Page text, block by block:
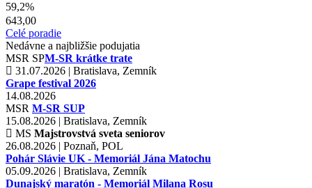
59,2%
643,00
Celé poradie
Nedávne a najbližšie podujatia
MSR SPM-SR krátke trate
31.07.2026 | Bratislava, Zemník
Grape festival 2026
14.08.2026
MSR M-SR SUP
15.08.2026 | Bratislava, Zemník
MS Majstrovstvá sveta seniorov
26.08.2026 | Poznaň, POL
Pohár Slávie UK - Memoriál Jána Matochu
05.09.2026 | Bratislava, Zemník
Dunajský maratón - Memoriál Milana Rosu